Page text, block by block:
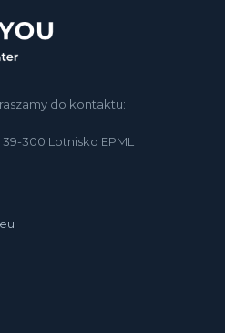
do kontaktu:
300 Lotnisko EPML